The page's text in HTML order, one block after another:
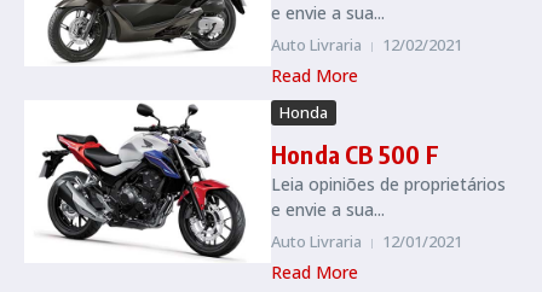
e envie a sua...
Auto Livraria 12/02/2021
Read More
Honda
Honda CB 500 F
Leia opiniões de proprietários
e envie a sua...
Auto Livraria 12/01/2021
Read More